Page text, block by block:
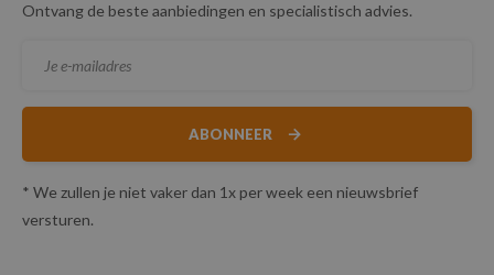
Ontvang de beste aanbiedingen en specialistisch advies.
ABONNEER
* We zullen je niet vaker dan 1x per week een nieuwsbrief
versturen.